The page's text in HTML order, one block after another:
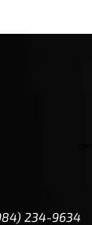
234-9634